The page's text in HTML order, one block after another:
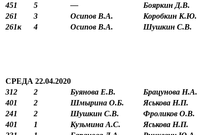
451
5 —
Бояркин Д.В.
261
3 Осипов В.А.
Коробкин К.Ю.
261к
4 Осипов В.А. Шушкин С.В.
СРЕДА 22.04.2020
312
2 Буянова Е.В.
Брацунова Н.А.
401
2 Шмырина О.Б.
Яськова Н.П.
241
2 Шушкин С.В.
Фроликов О.В.
401
1 Кузьмина А.С.
Яськова Н.П.